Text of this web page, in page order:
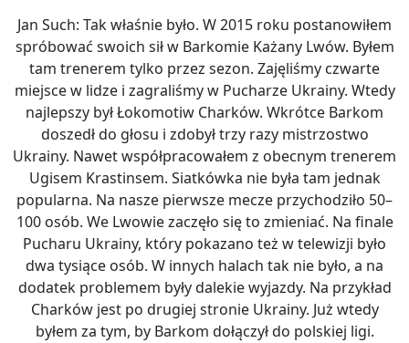
Jan Such: Tak właśnie było. W 2015 roku postanowiłem
spróbować swoich sił w Barkomie Każany Lwów. Byłem
tam trenerem tylko przez sezon. Zajęliśmy czwarte
miejsce w lidze i zagraliśmy w Pucharze Ukrainy. Wtedy
najlepszy był Łokomotiw Charków. Wkrótce Barkom
doszedł do głosu i zdobył trzy razy mistrzostwo
Ukrainy. Nawet współpracowałem z obecnym trenerem
Ugisem Krastinsem. Siatkówka nie była tam jednak
popularna. Na nasze pierwsze mecze przychodziło 50–
100 osób. We Lwowie zaczęło się to zmieniać. Na finale
Pucharu Ukrainy, który pokazano też w telewizji było
dwa tysiące osób. W innych halach tak nie było, a na
dodatek problemem były dalekie wyjazdy. Na przykład
Charków jest po drugiej stronie Ukrainy. Już wtedy
byłem za tym, by Barkom dołączył do polskiej ligi.